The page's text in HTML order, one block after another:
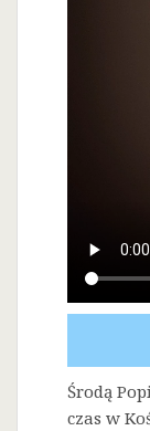
Środą
czas w